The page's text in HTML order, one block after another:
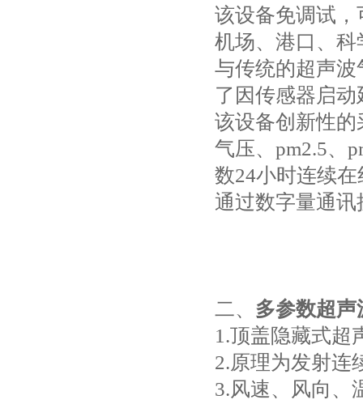
该设备免调试
机场、港口、
与传统的超声
了因传感器启
该设备创新性
气压、pm2.5、
数24小时连续
通过数字量通
二、 多参数超声
1.顶盖隐藏式
2.原理为发射连
3.风速、风向、